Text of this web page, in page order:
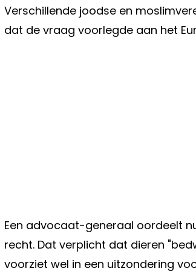
Verschillende joodse en
dat de vraag voorlegde aan het
Een advocaat-generaal oordeelt
recht. Dat verplicht dat dieren
voorziet wel in een uitzondering